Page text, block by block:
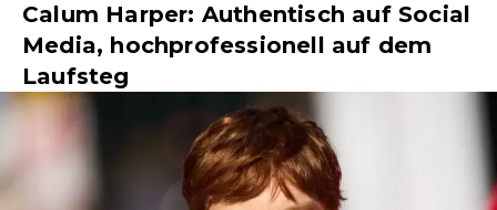
Calum Harper: Authentisch auf Social
Media, hochprofessionell auf dem
Laufsteg